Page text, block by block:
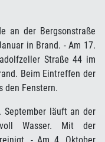
an der Bergsonstraße
in Brand. - Am 17.
Straße 44 im
Beim Eintreffen der
den Fenstern.
September läuft an der
Wasser. Mit der